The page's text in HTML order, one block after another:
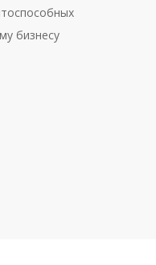
бизнесу